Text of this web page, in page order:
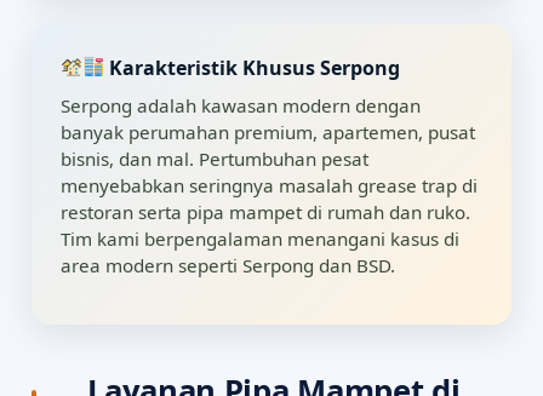
Karakteristik Khusus Serpong
Serpong adalah kawasan modern dengan
banyak perumahan premium, apartemen, pusat
bisnis, dan mal. Pertumbuhan pesat
menyebabkan seringnya masalah grease trap di
restoran serta pipa mampet di rumah dan ruko.
Tim kami berpengalaman menangani kasus di
area modern seperti Serpong dan BSD.